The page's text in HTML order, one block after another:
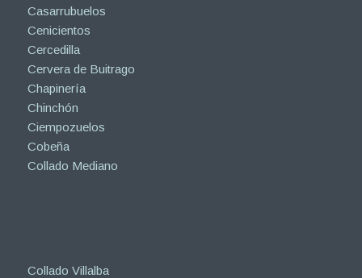
Casarrubuelos
Cenicientos
Cercedilla
Cervera de Buitrago
Chapinería
Chinchón
Ciempozuelos
Cobeña
Collado Mediano
Collado Villalba